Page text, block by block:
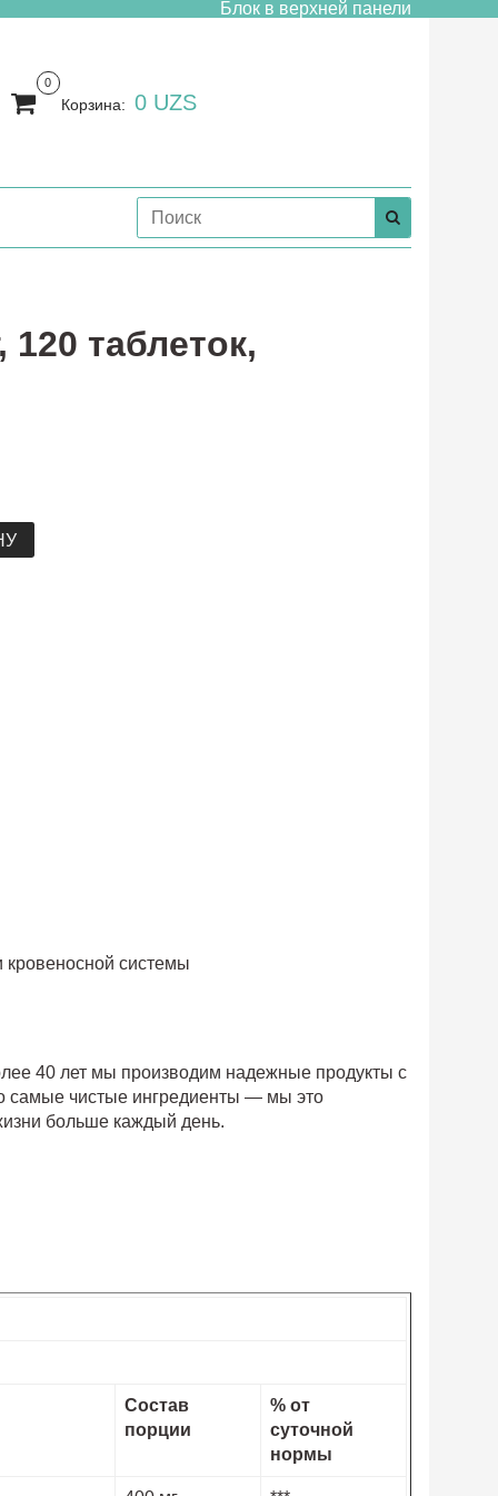
Блок в верхней панели
0
Корзина: 0 UZS
таблеток,
кровеносной системы
40 лет мы производим надежные продукты с
самые чистые ингредиенты — мы это
больше каждый день.
Состав
порции
% от
суточной
нормы